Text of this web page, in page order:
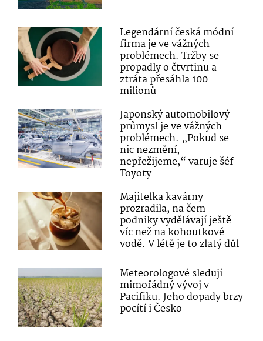
Legendární česká módní
firma je ve vážných
problémech. Tržby se
propadly o čtvrtinu a
ztráta přesáhla 100
milionů
Japonský automobilový
průmysl je ve vážných
problémech. „Pokud se
nic nezmění,
nepřežijeme,“ varuje šéf
Toyoty
Majitelka kavárny
prozradila, na čem
podniky vydělávají ještě
víc než na kohoutkové
vodě. V létě je to zlatý důl
Meteorologové sledují
mimořádný vývoj v
Pacifiku. Jeho dopady brzy
pocítí i Česko